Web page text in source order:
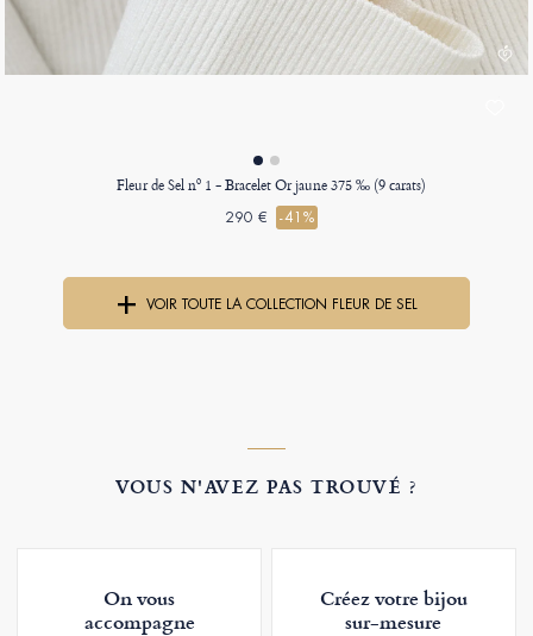
Fleur de Sel nº 1 - Bracelet Or jaune 375 ‰ (9 carats)
290 € -41%
VOIR TOUTE LA COLLECTION FLEUR DE SEL
VOUS N'AVEZ PAS TROUVÉ ?
On vous
accompagne
Créez votre bijou
sur-mesure